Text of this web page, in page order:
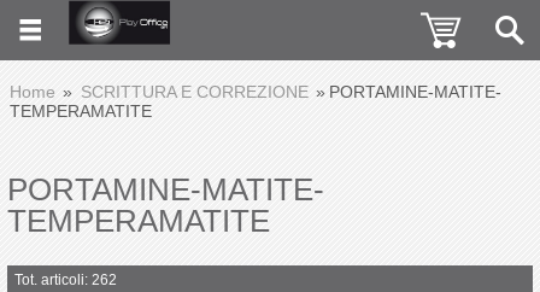
Home SCRITTURA E CORREZIONE
PORTAMINE-MATITE-
TEMPERAMATITE
PORTAMINE-MATITE-
TEMPERAMATITE
Tot. articoli: 262